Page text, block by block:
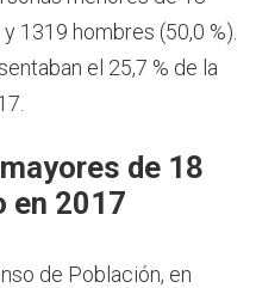
1319 hombres (50,0 %).
el 25,7 % de la
de 18
en 2017
de Población, en